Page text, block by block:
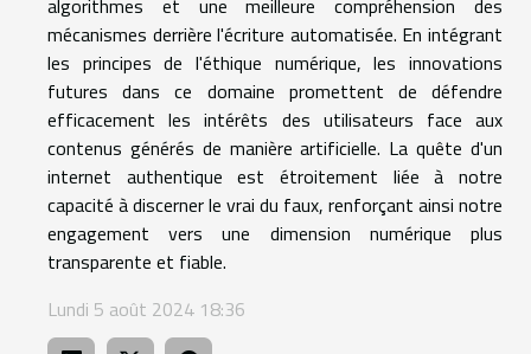
mécanismes derrière l'écriture automatisée. En intégrant
les principes de l'éthique numérique, les innovations
futures dans ce domaine promettent de défendre
efficacement les intérêts des utilisateurs face aux
contenus générés de manière artificielle. La quête d'un
internet authentique est étroitement liée à notre
capacité à discerner le vrai du faux, renforçant ainsi notre
engagement vers une dimension numérique plus
transparente et fiable.
Lundi 5 août 2024 18:36